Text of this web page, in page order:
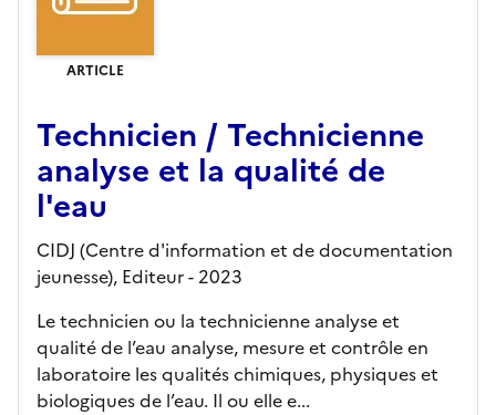
ARTICLE
Technicien / Technicienne
analyse et la qualité de
l'eau
CIDJ (Centre d'information et de documentation
jeunesse), Editeur- 2023
Le technicien ou la technicienne analyse et
qualité de l’eau analyse, mesure et contrôle en
laboratoire les qualités chimiques, physiques et
biologiques de l’eau. Il ou elle e...